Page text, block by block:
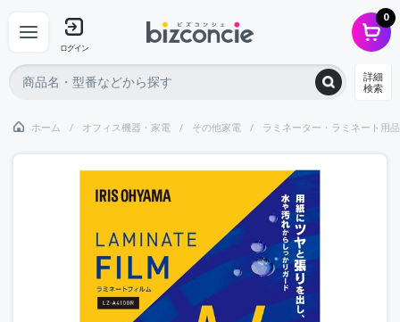
ログイン
0
詳細
検索
ホーム オフィス機器・家電 その他家電 ラミネーター・ラミネート用品